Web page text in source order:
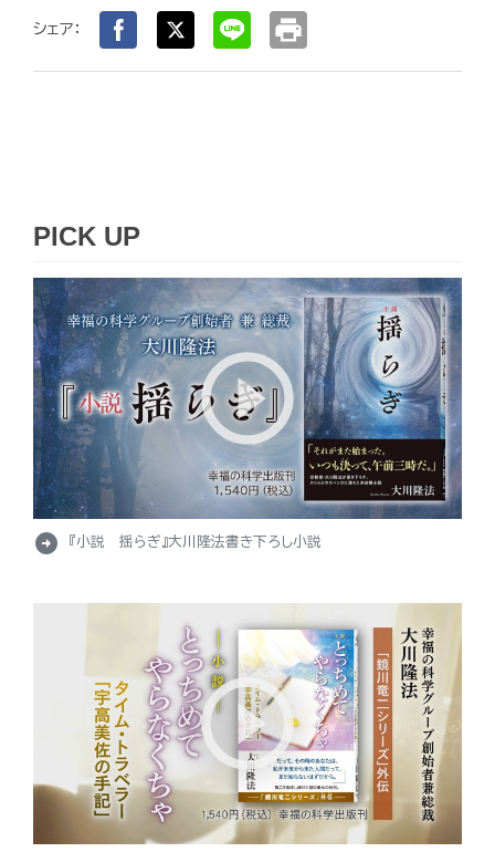
シェア： print
PICK UP
arrow_circle_right 『小説 揺らぎ』大川隆法書き下ろし小説